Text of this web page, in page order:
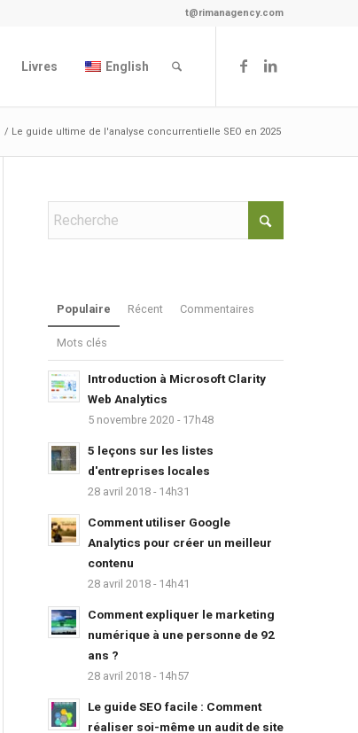
t@rimanagency.com
Livres English
/ Le guide ultime de l'analyse concurrentielle SEO en 2025
Populaire Récent Commentaires
Mots clés
Introduction à Microsoft Clarity
Web Analytics
5 novembre 2020 - 17h48
5 leçons sur les listes
d'entreprises locales
28 avril 2018 - 14h31
Comment utiliser Google
Analytics pour créer un meilleur
contenu
28 avril 2018 - 14h41
Comment expliquer le marketing
numérique à une personne de 92
ans ?
28 avril 2018 - 14h57
Le guide SEO facile : Comment
réaliser soi-même un audit de site